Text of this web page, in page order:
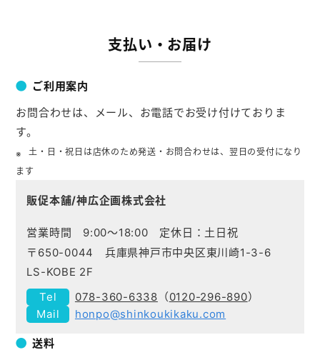
支払い・お届け
ご利用案内
お問合わせは、メール、お電話でお受け付けておりま
す。
土・日・祝日は店休のため発送・お問合わせは、翌日の受付になり
ます
販促本舗/神広企画株式会社
営業時間 9:00～18:00 定休日：土日祝
〒650-0044 兵庫県神戸市中央区東川崎1-3-6
LS-KOBE 2F
078-360-6338 （0120-296-890）
honpo@shinkoukikaku.com
送料